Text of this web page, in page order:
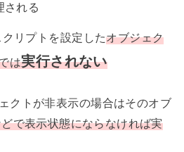
される
リプトを設定したオブジェク
は実行されない
クトが非表示の場合はそのオブ
で表示状態にならなければ実